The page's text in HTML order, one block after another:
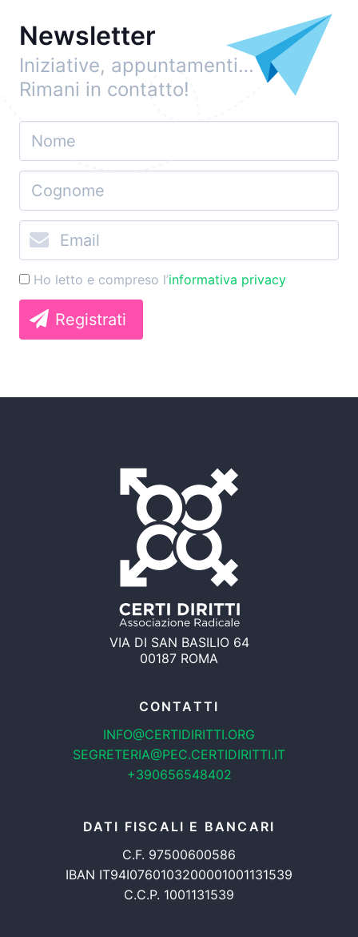
Newsletter
Iniziative, appuntamenti…
Rimani in contatto!
Ho letto e compreso l’informativa privacy
Registrati
VIA DI SAN BASILIO 64
00187 ROMA
CONTATTI
INFO@CERTIDIRITTI.ORG
SEGRETERIA@PEC.CERTIDIRITTI.IT
+390656548402
DATI FISCALI E BANCARI
C.F. 97500600586
IBAN IT94I0760103200001001131539
C.C.P. 1001131539